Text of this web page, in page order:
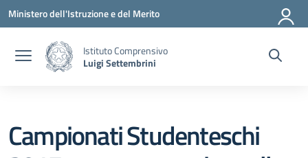
Vai ai contenuti
Vai al menu di navigazione
Vai al footer
Ministero dell'Istruzione e del Merito
Istituto Comprensivo
Luigi Settembrini
Campionati Studenteschi